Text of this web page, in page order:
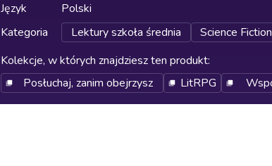
Język
Polski
Kategoria
Lektury szkoła średnia Science Fiction
Kolekcje, w których znajdziesz ten produkt:
Posłuchaj, zanim obejrzysz
LitRPG